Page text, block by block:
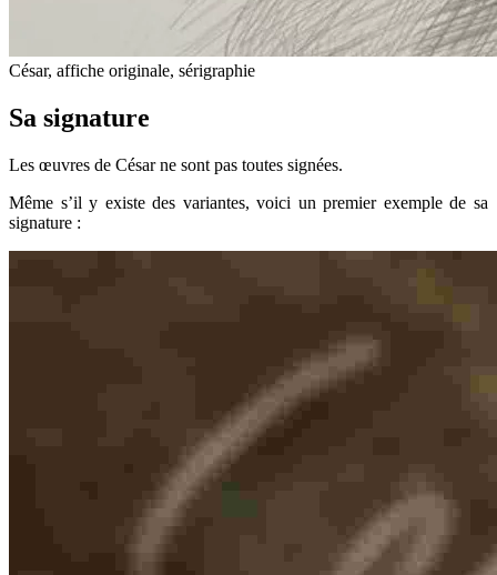
César, affiche originale, sérigraphie
Sa signature
Les œuvres de César ne sont pas toutes signées.
Même s’il y existe des variantes, voici un premier exemple de sa
signature :